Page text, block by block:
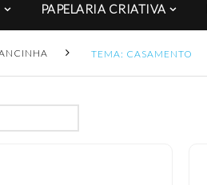
PAPELARIA CRIATIVA
TEMA: CASAMENTO